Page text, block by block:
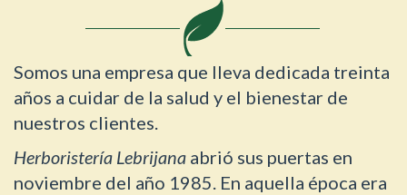
Somos una empresa que lleva dedicada treinta
años a cuidar de la salud y el bienestar de
nuestros clientes.
Herboristería Lebrijana abrió sus puertas en
noviembre del año 1985. En aquella época era